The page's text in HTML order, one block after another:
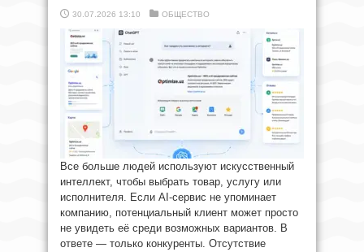
30.07.2026 13:10 ОБЩЕСТВО
Все больше людей используют искусственный
интеллект, чтобы выбрать товар, услугу или
исполнителя. Если AI-сервис не упоминает
компанию, потенциальный клиент может просто
не увидеть её среди возможных вариантов. В
ответе — только конкуренты. Отсутствие